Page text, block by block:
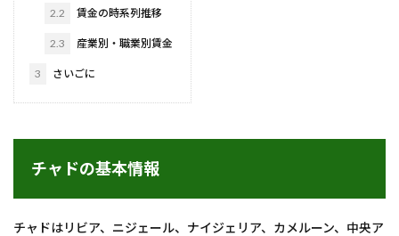
2.2 賃金の時系列推移
2.3 産業別・職業別賃金
3 さいごに
チャドの基本情報
チャドはリビア、ニジェール、ナイジェリア、カメルーン、中央ア